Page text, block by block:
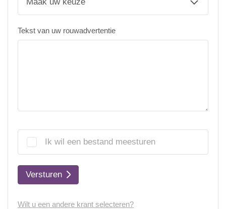
Tekst van uw rouwadvertentie
Ik wil een bestand meesturen
Versturen
Wilt u een andere krant selecteren?